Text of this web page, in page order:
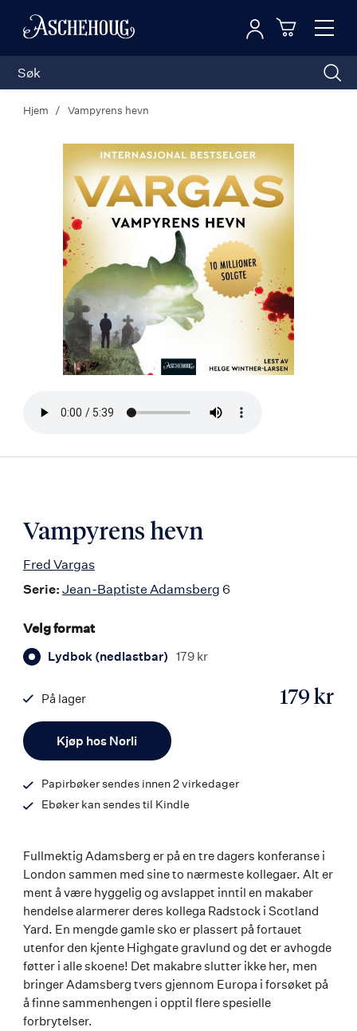
Toggle
Logg inn
Hjem Vampyrens hevn
Bla
Vampyrens hevn
Fred Vargas
Serie: Jean-Baptiste Adamsberg 6
Velg format
Lydbok (nedlastbar) 179 kr
Kjøp hos Norli
179 kr
På lager
9788203458187
Papirbøker sendes innen 2 virkedager
Ebøker kan sendes til Kindle
Fullmektig Adamsberg er på en tre dagers konferanse i
London sammen med sine to nærmeste kollegaer. Alt er
ment å være hyggelig og avslappet inntil en makaber
hendelse alarmerer deres kollega Radstock i Scotland
Yard. En mengde gamle sko er plassert på fortauet
utenfor den kjente Highgate gravlund og det er avhogde
føtter i alle skoene! Det makabre slutter ikke her, men
bringer Adamsberg tvers gjennom Europa i forsøket på
å finne sammenhengen i opptil flere spesielle
forbrytelser.